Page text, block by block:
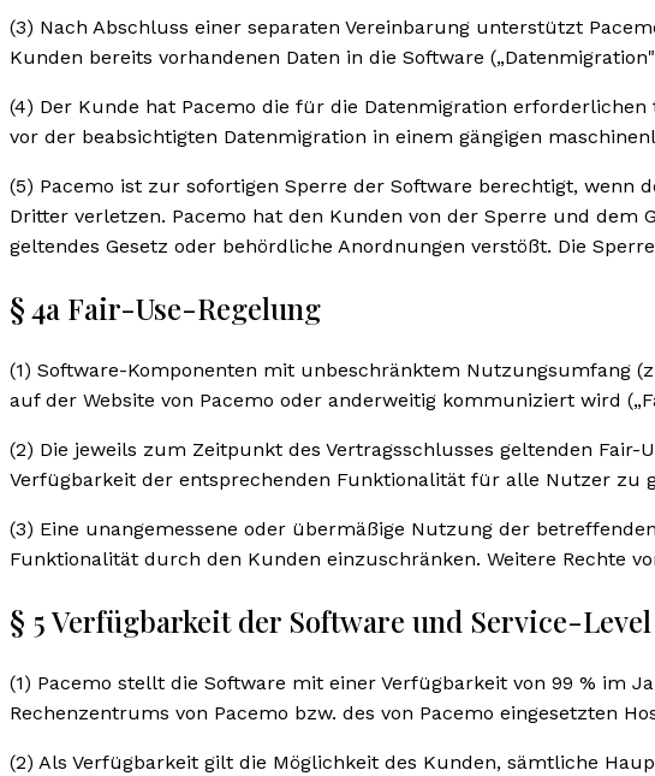
(3) Nach Abschluss einer separaten Vereinbarung unterstützt
Kunden bereits vorhandenen Daten in die Software
(4) Der Kunde hat Pacemo die für die Datenmigration
vor der beabsichtigten Datenmigration in einem gängigen
(5) Pacemo ist zur sofortigen Sperre der Software berechtigt, wenn
Dritter verletzen. Pacemo hat den Kunden von der Sperre und
geltendes Gesetz oder behördliche Anordnungen verstößt. Die
§ 4a Fair-Use-Regelung
(1) Software-Komponenten mit unbeschränktem Nutzungsumfang
auf der Website von Pacemo oder anderweitig kommuniziert wird
(2) Die jeweils zum Zeitpunkt des Vertragsschlusses geltenden
Verfügbarkeit der entsprechenden Funktionalität für alle Nutzer zu
(3) Eine unangemessene oder übermäßige Nutzung der
Funktionalität durch den Kunden einzuschränken. Weitere Rechte
§ 5 Verfügbarkeit der Software und Service-Level
(1) Pacemo stellt die Software mit einer Verfügbarkeit von 99 % im
Rechenzentrums von Pacemo bzw. des von Pacemo eingesetzten
(2) Als Verfügbarkeit gilt die Möglichkeit des Kunden, sämtliche